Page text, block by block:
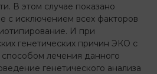
В этом случае показано
с исключением всех факторов
И при
генетических причин ЭКО с
лечения данного
генетического анализа